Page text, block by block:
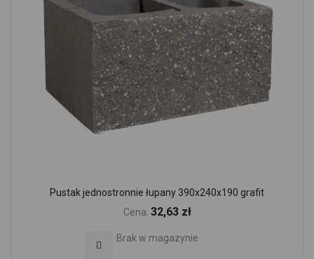
Pustak jednostronnie łupany 390x240x190 grafit
Cena: 32,63 zł
Brak w magazynie
Dodaj do Ulubionych